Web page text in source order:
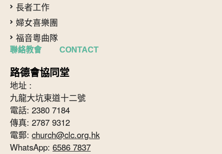
長者工作
婦女喜樂團
福音粵曲隊
聯絡教會 CONTACT
路德會協同堂
地址 :
九龍大坑東道十二號
電話: 2380 7184
傳真: 2787 9312
電郵: church@clc.org.hk
WhatsApp: 6586 7837